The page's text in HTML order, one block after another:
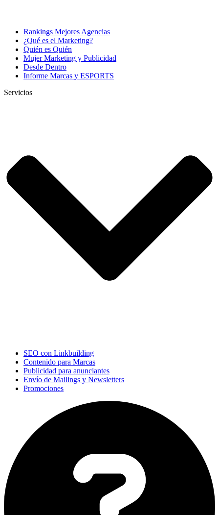
Rankings Mejores Agencias
¿Qué es el Marketing?
Quién es Quién
Mujer Marketing y Publicidad
Desde Dentro
Informe Marcas y ESPORTS
Servicios
SEO con Linkbuilding
Contenido para Marcas
Publicidad para anunciantes
Envío de Mailings y Newsletters
Promociones